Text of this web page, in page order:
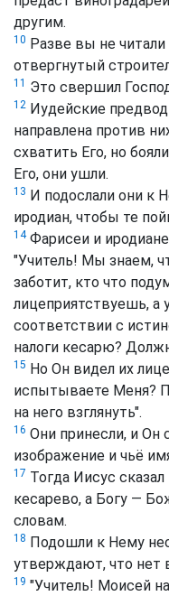
другим.
10 Разве вы не
отвергнутый
11 Это свершил
12 Иудейские
направлена против
схватить Его, но
Его, они ушли.
13 И подослали они к
иродиан, чтобы те
14Фарисеи и
"Учитель! Мы знаем,
заботит, кто что
лицеприятствуешь,
соответствии с
налоги кесарю?
15 Но Он видел их
испытываете Меня?
на него взглянуть".
16 Они принесли, и Он
изображение и чьё
17 Тогда Иисус
кесарево, а Богу —
словам.
18 Подошли к Нему
утверждают, что нет
19 "Учитель! Моисей